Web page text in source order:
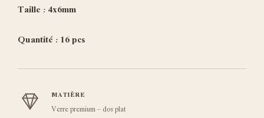
Taille : 4x6mm
Quantité : 16 pcs
MATIÈRE
Verre premium – dos plat